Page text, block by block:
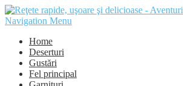
Navigation Menu
Home
Deserturi
Gustări
Fel principal